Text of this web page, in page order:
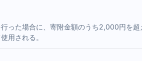
った場合に、寄附金額のうち2,000円を
用される。